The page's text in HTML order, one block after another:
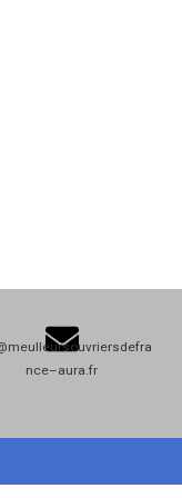
nce–aura.fr